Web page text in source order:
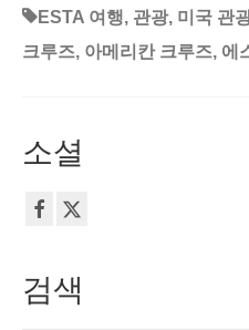
ESTA 여행, 관광, 미국 관
크루즈, 아메리칸 크루즈, 에
소셜
검색